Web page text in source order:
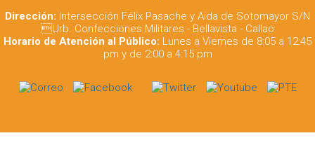
Dirección: Intersección Félix Pasache y Aida de Sotomayor S/N
Urb. Confecciones Militares - Bellavista - Callao
Horario de Atención al Público: Lunes a Viernes de 8:05 a 12:45
pm y de 2:00 a 4:15 pm